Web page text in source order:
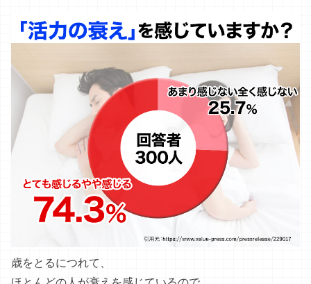
歳をとるにつれて、